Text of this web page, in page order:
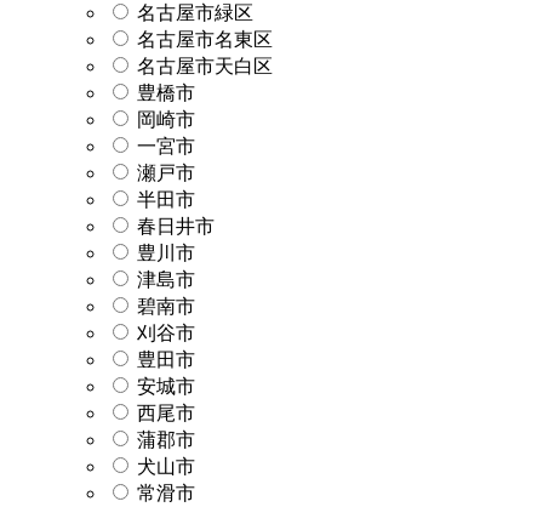
名古屋市緑区
名古屋市名東区
名古屋市天白区
豊橋市
岡崎市
一宮市
瀬戸市
半田市
春日井市
豊川市
津島市
碧南市
刈谷市
豊田市
安城市
西尾市
蒲郡市
犬山市
常滑市